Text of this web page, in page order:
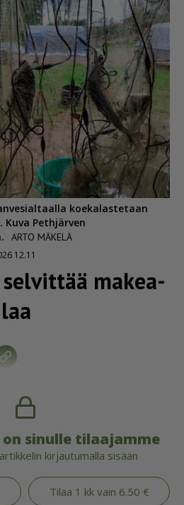
koekalastetaan
Pethjärven
ARTO MÄKELÄ
12.11
selvittää makea­
sinulle tilaajamme
kirjautumalla sisään
Tilaa 1 kk vain 6.50 €